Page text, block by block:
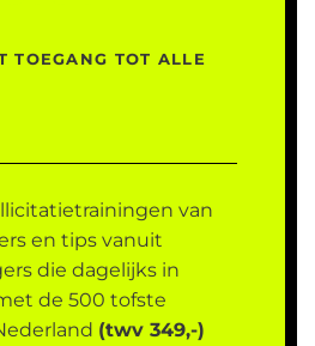
TOEGANG TOT ALLE
van
en tips vanuit
die dagelijks in
de 500 tofste
(twv 349,-)